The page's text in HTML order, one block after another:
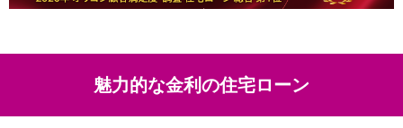
魅力的な金利の住宅ローン